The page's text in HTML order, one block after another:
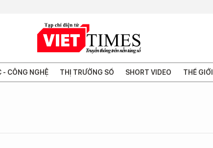
- CÔNG NGHỆ THỊ TRƯỜNG SỐ SHORT VIDEO THẾ GIỚI